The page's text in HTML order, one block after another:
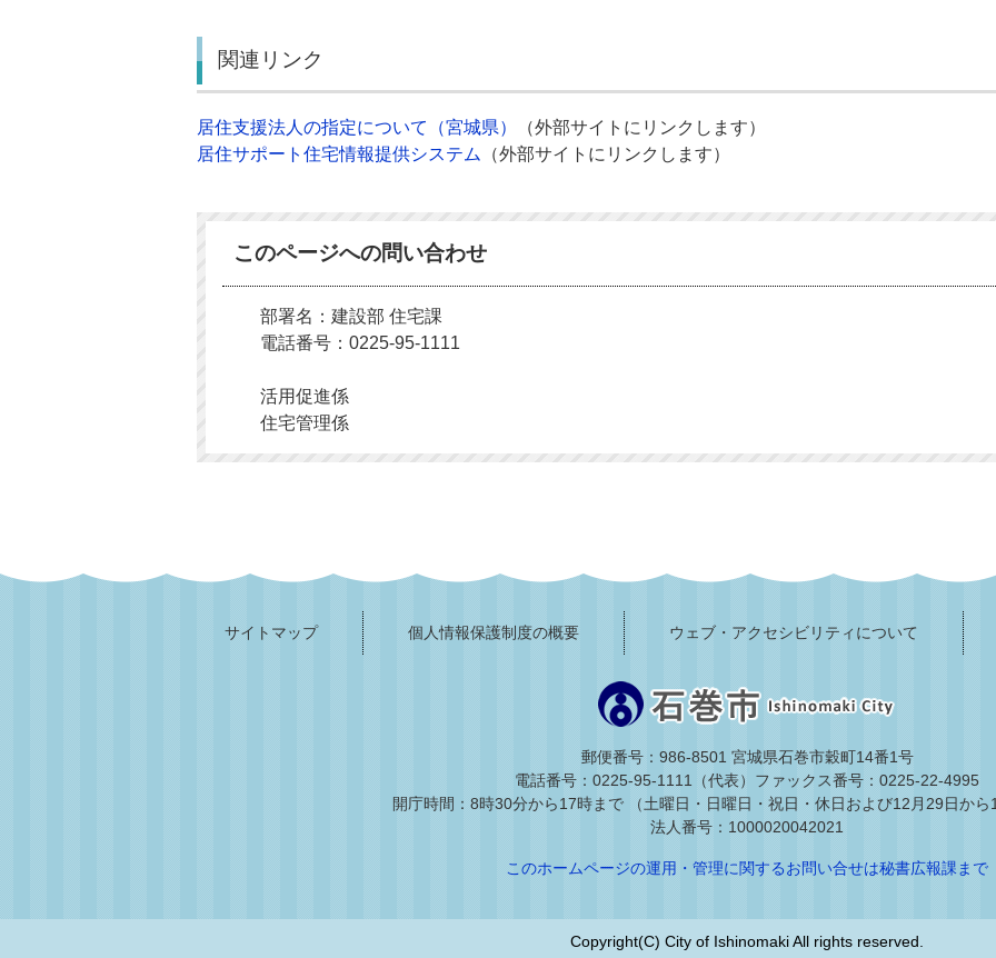
関連リンク
居住支援法人の指定について（宮城県）
（外部サイトにリンクします）
居住サポート住宅情報提供システム （外部サイトにリンクします）
このページへの問い合わせ
部署名：建設部 住宅課
電話番号：0225-95-1111
活用促進係
住宅管理係
サイトマップ 個人情報保護制度の概要 ウェブ・アクセシビリティについて
郵便番号：986-8501 宮城県石巻市穀町14番1号
電話番号：0225-95-1111（代表） ファックス番号：0225-22-4995
開庁時間：8時30分から17時まで （土曜日・日曜日・祝日・休日および12月29日から
法人番号：1000020042021
このホームページの運用・管理に関するお問い合せは秘書広報課まで
Copyright(C) City of Ishinomaki All rights reserved.